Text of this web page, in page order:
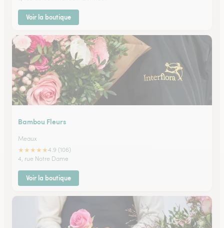
Voir la boutique
Bambou Fleurs
Meaux
★★★★★4.9 (106)
4, rue Notre Dame
Voir la boutique